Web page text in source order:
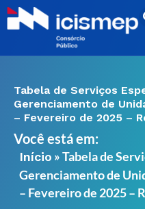
Ir
para
Tabela de Serviços
Gerenciamento de
– Fevereiro de 2025 –
Você está em:
Início »Tabela de
Gerenciamento de
– Fevereiro de 2025 –